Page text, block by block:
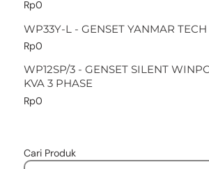
Rp0
WP33Y-L - GENSET YANMAR TECH
Rp0
WP12SP/3 - GENSET SILENT
KVA 3 PHASE
Rp0
Cari Produk